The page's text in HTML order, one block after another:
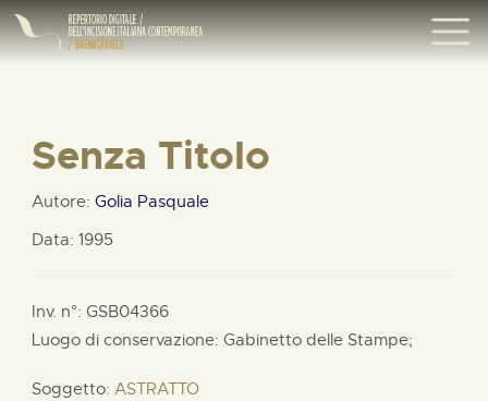
Senza Titolo
Autore: Golia Pasquale
Data: 1995
Inv. n°: GSB04366
Luogo di conservazione: Gabinetto delle Stampe;
Soggetto: ASTRATTO